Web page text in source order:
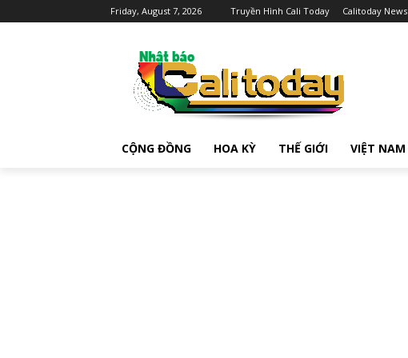
Friday, August 7, 2026 Truyền Hình Cali Today Calitoday News
CỘNG ĐỒNG HOA KỲ THẾ GIỚI VIỆT NAM